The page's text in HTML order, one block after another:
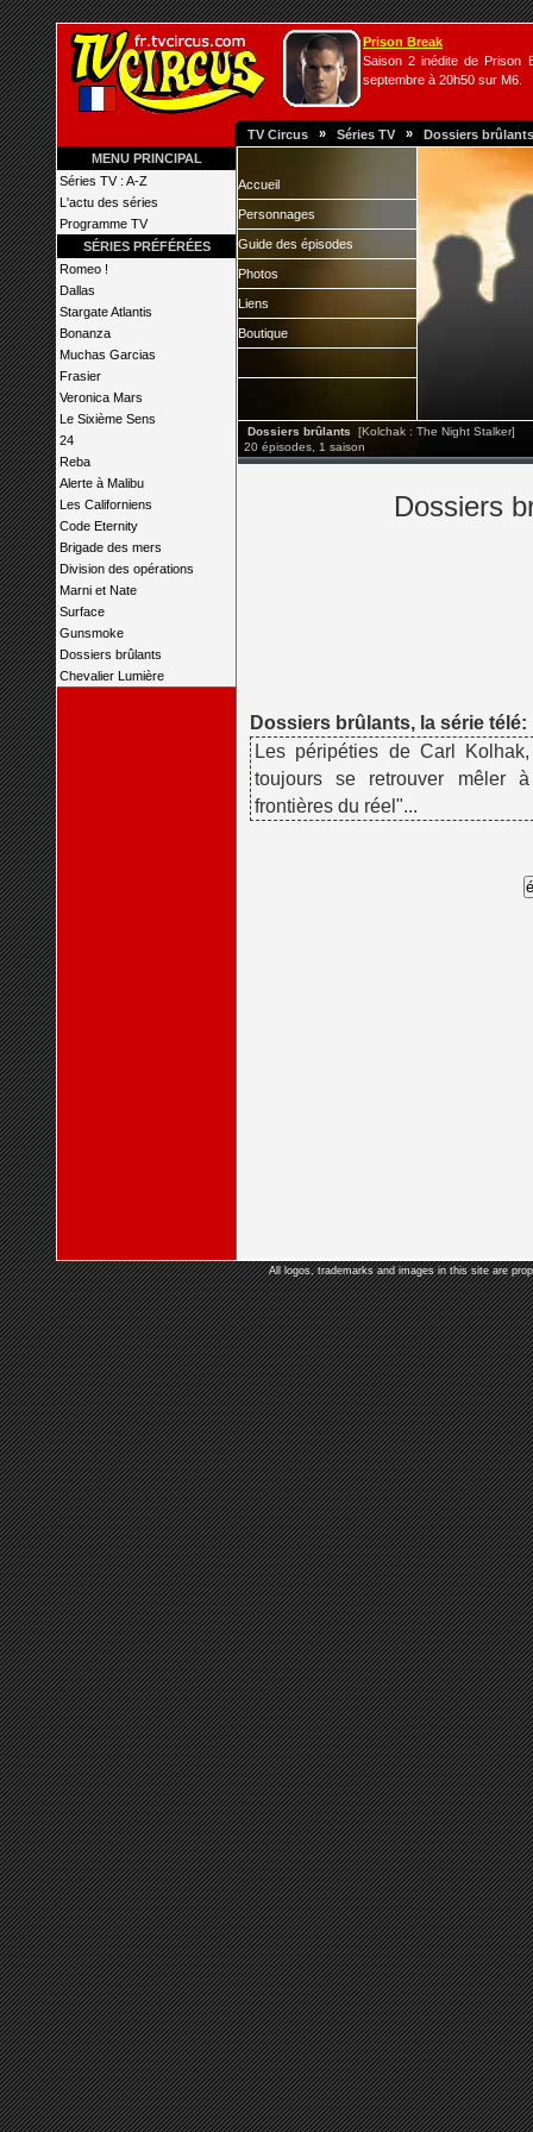
Prison Break
Saison 2 inédite de Prison
septembre à 20h50 sur M6.
TV Circus » Séries TV » Dossiers brûlants
MENU PRINCIPAL
Séries TV : A-Z
L'actu des séries
Programme TV
SÉRIES PRÉFÉRÉES
Romeo !
Dallas
Stargate Atlantis
Bonanza
Muchas Garcias
Frasier
Veronica Mars
Le Sixième Sens
24
Reba
Alerte à Malibu
Les Californiens
Code Eternity
Brigade des mers
Division des opérations
Marni et Nate
Surface
Gunsmoke
Dossiers brûlants
Chevalier Lumière
Accueil
Personnages
Guide des épisodes
Photos
Liens
Boutique
Dossiers brûlants
[Kolchak : The Night Stalker]
20 épisodes, 1 saison
Dossiers
Dossiers brûlants, la série télé:
Les péripéties de Carl
toujours se retrouver mêler
frontières du réel"...
All logos, trademarks and images in this site are